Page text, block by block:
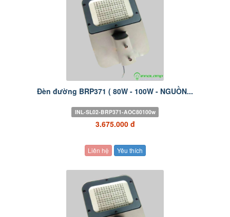
Đèn đường BRP371 ( 80W - 100W - NGUỒN...
INL-SL02-BRP371-AOC80100w
3.675.000 đ
Liên hệ Yêu thích